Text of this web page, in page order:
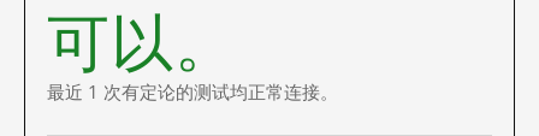
可以。
最近 1 次有定论的测试均正常连接。